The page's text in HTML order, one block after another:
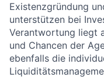
Existenzgründung
unterstützen bei
Verantwortung liegt
und Chancen der
ebenfalls die